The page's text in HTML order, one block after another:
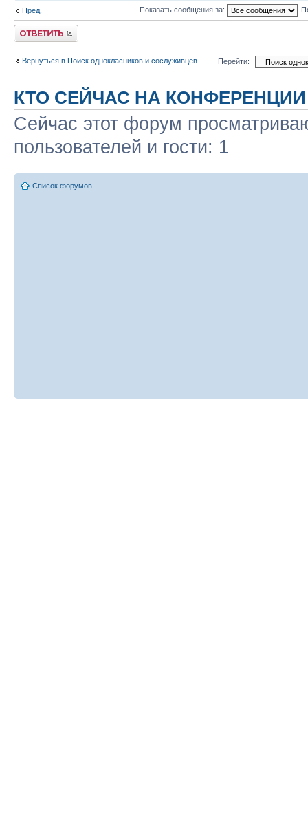
Пред. Показать сообщения за:
Ответить
Вернуться в Поиск однокласников и сослуживцев Перейти:
КТО СЕЙЧАС НА КОНФЕРЕНЦИИ
Сейчас этот форум
пользователей и гости: 1
Список форумов